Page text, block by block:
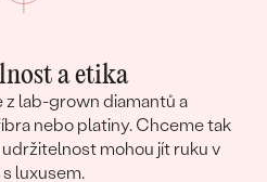
a etika
lab-grown diamantů a
nebo platiny. Chceme tak
udržitelnost mohou jít ruku v
luxusem.